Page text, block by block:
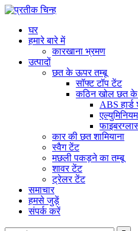
घर
हमारे बारे में
कारखाना भ्रमण
उत्पादों
छत के ऊपर तम्बू
सॉफ्ट टॉप टेंट
कठिन खोल छत के
ABS
कार की छत शामियाना
स्वैग टेंट
मछली पकड़ने का तम्बू
शावर टेंट
ट्रेलर टेंट
समाचार
हमसे जुड़ें
संपर्क करें